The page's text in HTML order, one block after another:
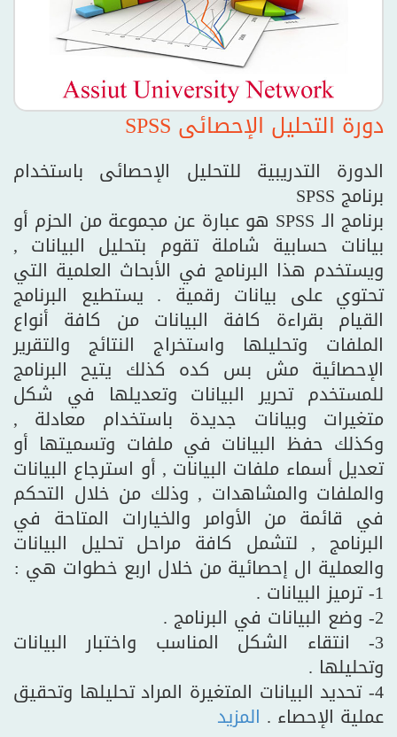
دورة التحليل الإحصائى SPSS
الدورة التدريبية للتحليل الإحصائى باستخدام
برنامج SPSS
برنامج الـ SPSS هو عبارة عن مجموعة من الحزم أو
بيانات حسابية شاملة تقوم بتحليل البيانات ,
ويستخدم هذا البرنامج في الأبحاث العلمية التي
تحتوي على بيانات رقمية . يستطيع البرنامج
القيام بقراءة كافة البيانات من كافة أنواع
الملفات وتحليلها واستخراج النتائج والتقرير
الإحصائية مش بس كده كذلك يتيح البرنامج
للمستخدم تحرير البيانات وتعديلها في شكل
متغيرات وبيانات جديدة باستخدام معادلة ,
وكذلك حفظ البيانات في ملفات وتسميتها أو
تعديل أسماء ملفات البيانات , أو استرجاع البيانات
والملفات والمشاهدات , وذلك من خلال التحكم
في قائمة من الأوامر والخيارات المتاحة في
البرنامج , لتشمل كافة مراحل تحليل البيانات
والعملية ال إحصائية من خلال اربع خطوات هي :
1- ترميز البيانات .
2- وضع البيانات في البرنامج .
3- انتقاء الشكل المناسب واختبار البيانات
وتحليلها .
4- تحديد البيانات المتغيرة المراد تحليلها وتحقيق
عملية الإحصاء . المزيد